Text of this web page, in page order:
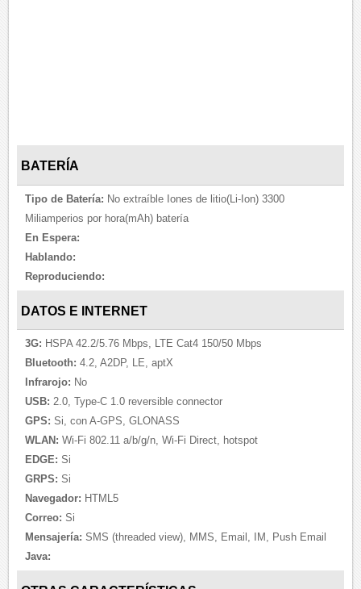
BATERÍA
Tipo de Batería: No extraíble Iones de litio(Li-Ion) 3300
Miliamperios por hora(mAh) batería
En Espera:
Hablando:
Reproduciendo:
DATOS E INTERNET
3G: HSPA 42.2/5.76 Mbps, LTE Cat4 150/50 Mbps
Bluetooth: 4.2, A2DP, LE, aptX
Infrarojo: No
USB: 2.0, Type-C 1.0 reversible connector
GPS: Si, con A-GPS, GLONASS
WLAN: Wi-Fi 802.11 a/b/g/n, Wi-Fi Direct, hotspot
EDGE: Si
GRPS: Si
Navegador: HTML5
Correo: Si
Mensajería: SMS (threaded view), MMS, Email, IM, Push Email
Java: